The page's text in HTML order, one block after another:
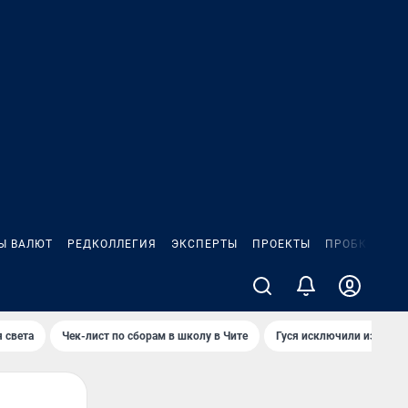
ВАЛЮТ РЕДКОЛЛЕГИЯ ЭКСПЕРТЫ ПРОЕКТЫ ПРОБКИ
света Чек-лист по сборам в школу в Чите Гуся исключили из